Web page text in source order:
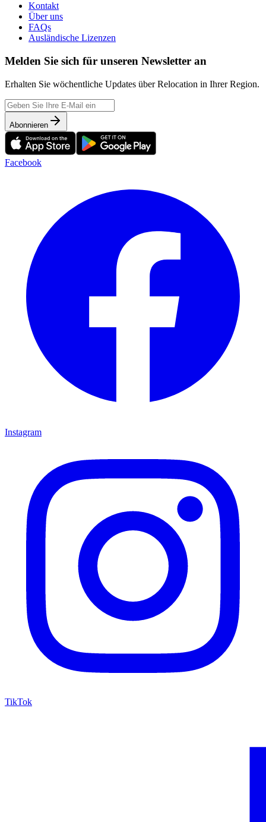
Kontakt
Über uns
FAQs
Ausländische Lizenzen
Melden Sie sich für unseren Newsletter an
Erhalten Sie wöchentliche Updates über Relocation in Ihrer Region.
Abonnieren
Facebook
Instagram
TikTok